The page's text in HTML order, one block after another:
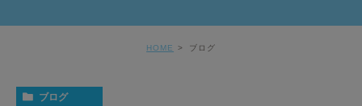
HOME ブログ
ブログ